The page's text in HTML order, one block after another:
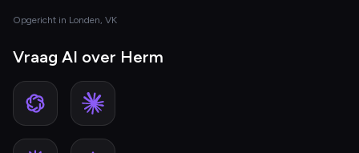
Opgericht in Londen, VK
Vraag AI over Herm